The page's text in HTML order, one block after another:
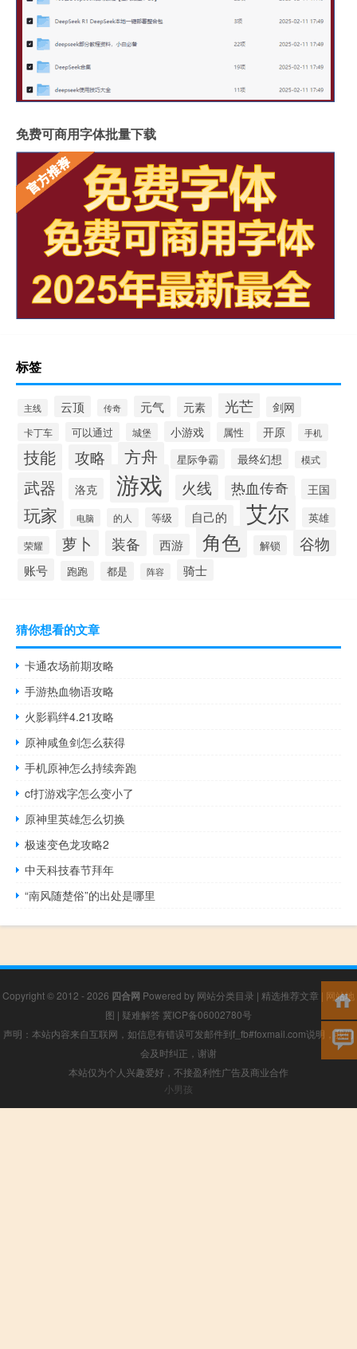
免费可商用字体批量下载
标签
主线 云顶 传奇 元气 元素 光芒 剑网
卡丁车 可以通过 城堡 小游戏 属性 开原 手机
技能 攻略 方舟 星际争霸 最终幻想 模式
武器 洛克 游戏 火线 热血传奇 王国
玩家 电脑 的人 等级 自己的 艾尔 英雄
荣耀 萝卜 装备 西游 角色 解锁 谷物
账号 跑跑 都是 阵容 骑士
猜你想看的文章
卡通农场前期攻略
手游热血物语攻略
火影羁绊4.21攻略
原神咸鱼剑怎么获得
手机原神怎么持续奔跑
cf打游戏字怎么变小了
原神里英雄怎么切换
极速变色龙攻略2
中天科技春节拜年
“南风随楚俗”的出处是哪里
Copyright © 2012 - 2026 四合网 Powered by 网站分类目录 | 精选推荐文章 | 网站地
图 | 疑难解答 冀ICP备06002780号
声明：本站内容来自互联网，如信息有错误可发邮件到f_fb#foxmail.com说明，我们
会及时纠正，谢谢
本站仅为个人兴趣爱好，不接盈利性广告及商业合作
小男孩